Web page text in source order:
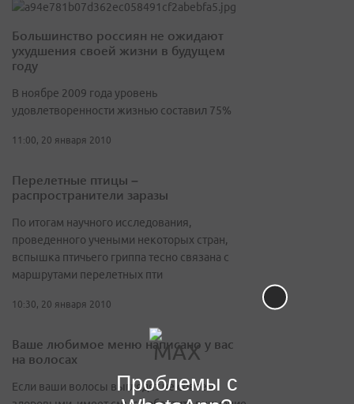
Большинство россиян не ожидают
ухудшения своей жизни в будущем
году
В ноябре 2009 года уровень
удовлетворенности жизнью составил 75%
11:00, 20 января 2010
Перелетные птицы –
распространители заразы
По итогам научного исследования,
проведенного учеными некоторых стран,
вспышка птичьего гриппа тесно связана с
маршрутами перелетных пти
10:30, 20 января 2010
Ваше любимое меню написано у вас
на волосах
Если ваши волосы выглядят не совсем
Проблемы с